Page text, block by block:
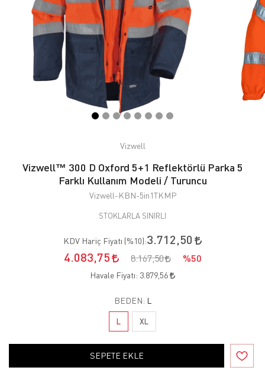
Vizwell
Vizwell™ 300 D Oxford 5+1 Reflektörlü Parka 5
Farklı Kullanım Modeli / Turuncu
Vizwell-KBN-5in1TKMP
STOKLARLA SINIRLI
KDV Hariç Fiyatı (%10):3.712,50
4.083,75
8.167,50 %50
Havale Fiyatı: 3.879,56
BEDEN: L
L XL
SEPETE EKLE